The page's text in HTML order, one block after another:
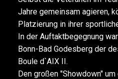
Jahre gemeinsam agieren,
Platzierung in ihrer
In der Auftaktbegegnung
Bonn-Bad Godesberg der
Boule d`AIX II.
Den großen "Showdown"